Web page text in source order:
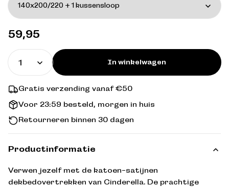
Normale
prijs
59,95
In winkelwagen
Gratis verzending vanaf €50
Voor 23:59 besteld, morgen in huis
Retourneren binnen 30 dagen
Productinformatie
Verwen jezelf met de katoen-satijnen
dekbedovertrekken van Cinderella. De prachtige